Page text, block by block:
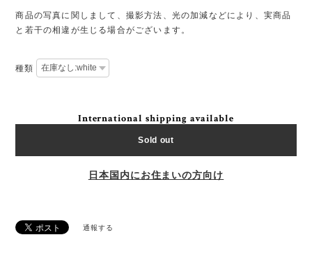
商品の写真に関しまして、撮影方法、光の加減などにより、実商品
と若干の相違が生じる場合がございます。
種類
International shipping available
Sold out
日本国内にお住まいの方向け
通報する